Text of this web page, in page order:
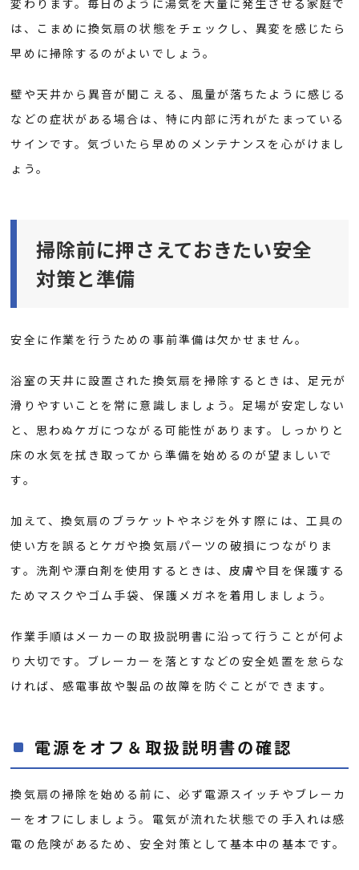
は、こまめに換気扇の状態をチェックし、異変を感じたら
早めに掃除するのがよいでしょう。
壁や天井から異音が聞こえる、風量が落ちたように感じる
などの症状がある場合は、特に内部に汚れがたまっている
サインです。気づいたら早めのメンテナンスを心がけまし
ょう。
掃除前に押さえておきたい安全
対策と準備
安全に作業を行うための事前準備は欠かせません。
浴室の天井に設置された換気扇を掃除するときは、足元が
滑りやすいことを常に意識しましょう。足場が安定しない
と、思わぬケガにつながる可能性があります。しっかりと
床の水気を拭き取ってから準備を始めるのが望ましいで
す。
加えて、換気扇のブラケットやネジを外す際には、工具の
使い方を誤るとケガや換気扇パーツの破損につながりま
す。洗剤や漂白剤を使用するときは、皮膚や目を保護する
ためマスクやゴム手袋、保護メガネを着用しましょう。
作業手順はメーカーの取扱説明書に沿って行うことが何よ
り大切です。ブレーカーを落とすなどの安全処置を怠らな
ければ、感電事故や製品の故障を防ぐことができます。
電源をオフ＆取扱説明書の確認
換気扇の掃除を始める前に、必ず電源スイッチやブレーカ
ーをオフにしましょう。電気が流れた状態での手入れは感
電の危険があるため、安全対策として基本中の基本です。